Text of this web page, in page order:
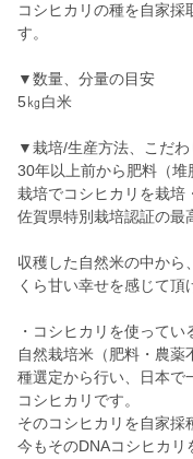
コシヒカリの種を自家採
す。
▼数量、分量の目安
5㎏白米
▼栽培/生産方法、こだわ
30年以上前から肥料（
栽培でコシヒカリを栽培
佐賀県特別栽培認証の最
収穫した自然米の中から
くら甘い幸せを感じて頂
・コシヒカリを使ってい
自然栽培米（肥料・農
種選定から行い、日本で
コシヒカリです。
そのコシヒカリを自家採
今もそのDNAコシヒカリ